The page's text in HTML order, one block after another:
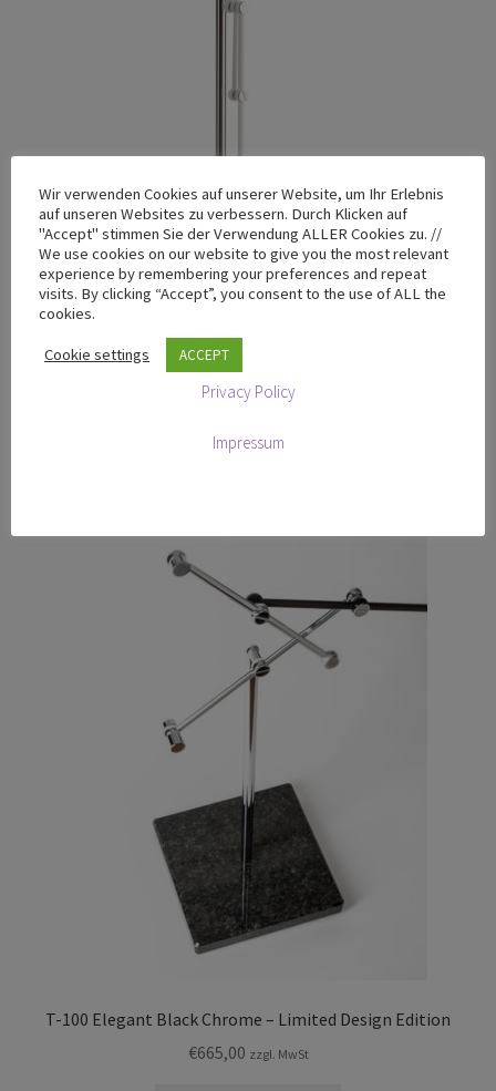
T-100 Elegant White Chrome – Limited Design Edition
€665,00
In den Warenkorb
T-100 Elegant Black Chrome – Limited Design Edition
€665,00 zzgl. MwSt
Wir verwenden Cookies auf unserer Website, um Ihr Erlebnis
auf unseren Websites zu verbessern. Durch Klicken auf
"Accept" stimmen Sie der Verwendung ALLER Cookies zu. //
We use cookies on our website to give you the most relevant
experience by remembering your preferences and repeat
visits. By clicking “Accept”, you consent to the use of ALL the
cookies.
Cookie settings ACCEPT
Privacy Policy
Impressum